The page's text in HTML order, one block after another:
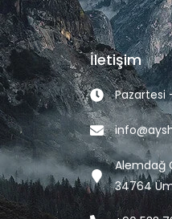
İletişim
Pazartesi
Alemdağ
34764